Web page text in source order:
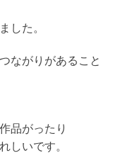
した。
ながりがあること
品がったり
しいです。